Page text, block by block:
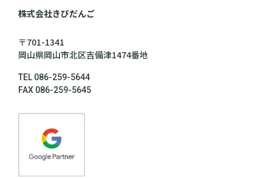
株式会社きびだんご
〒701-1341
岡山県岡山市北区吉備津1474番地
TEL 086-259-5644
FAX 086-259-5645